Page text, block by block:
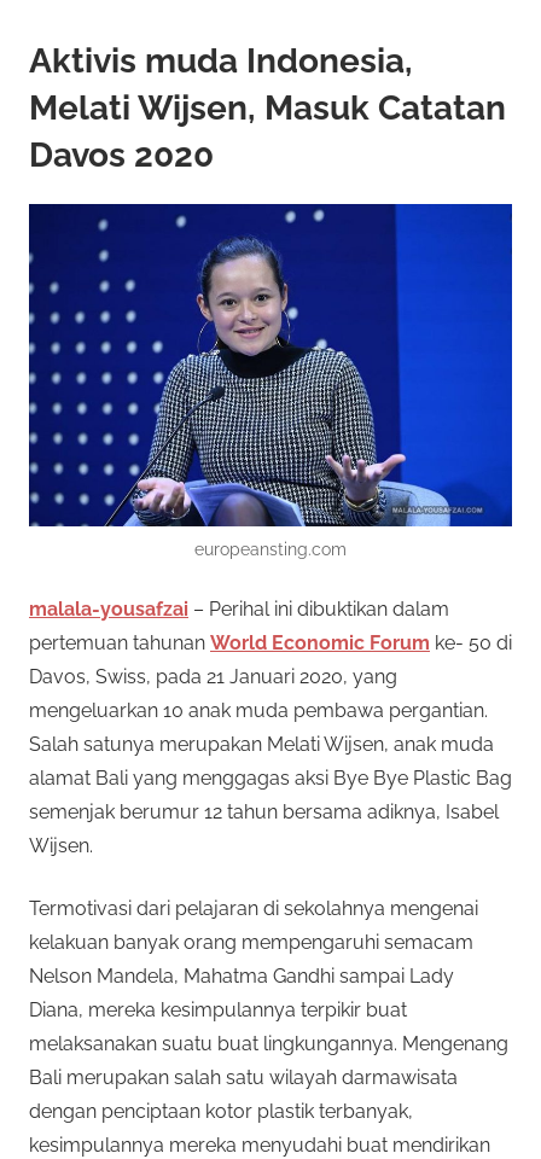
Aktivis muda Indonesia,
Melati Wijsen, Masuk Catatan
Davos 2020
europeansting.com
malala-yousafzai – Perihal ini dibuktikan dalam
pertemuan tahunan World Economic Forum ke- 50 di
Davos, Swiss, pada 21 Januari 2020, yang
mengeluarkan 10 anak muda pembawa pergantian.
Salah satunya merupakan Melati Wijsen, anak muda
alamat Bali yang menggagas aksi Bye Bye Plastic Bag
semenjak berumur 12 tahun bersama adiknya, Isabel
Wijsen.
Termotivasi dari pelajaran di sekolahnya mengenai
kelakuan banyak orang mempengaruhi semacam
Nelson Mandela, Mahatma Gandhi sampai Lady
Diana, mereka kesimpulannya terpikir buat
melaksanakan suatu buat lingkungannya. Mengenang
Bali merupakan salah satu wilayah darmawisata
dengan penciptaan kotor plastik terbanyak,
kesimpulannya mereka menyudahi buat mendirikan